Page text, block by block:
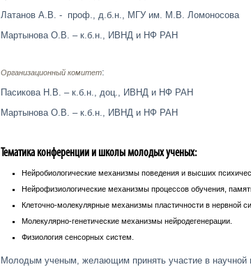
Латанов А.В. - проф., д.б.н., МГУ им. М.В. Ломоносова
Мартынова О.В. – к.б.н., ИВНД и НФ РАН
Организационный комитет:
Пасикова Н.В. – к.б.н., доц., ИВНД и НФ РАН
Мартынова О.В. – к.б.н., ИВНД и НФ РАН
Тематика конференции и школы молодых ученых:
Нейробиологические механизмы поведения и высших
Нейрофизиологические механизмы процессов обучения,
Клеточно-молекулярные механизмы пластичности в нервной
Молекулярно-генетические механизмы нейродегенерации.
Физиология сенсорных систем.
Молодым ученым, желающим принять участие в научной